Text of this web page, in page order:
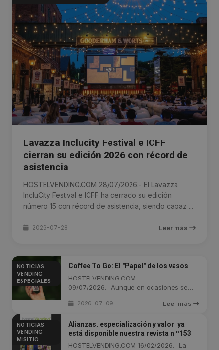
Lavazza Inclucity Festival e ICFF
cierran su edición 2026 con récord de
asistencia
HOSTELVENDING.COM 28/07/2026.- El Lavazza
IncluCity Festival e ICFF ha cerrado su edición
número 15 con récord de asistencia, siendo capaz ...
2026-07-28 Leer más
NOTICIAS
VENDING
ESPECIALES
Coffee To Go: El "Papel" de los vasos
HOSTELVENDING.COM
09/07/2026.- Aunque en ocasiones se
2026-07-09 Leer más
NOTICIAS
VENDING
MISITIO
Alianzas, especialización y valor: ya
está disponible nuestra revista n.º153
HOSTELVENDING.COM 16/02/2026.- La